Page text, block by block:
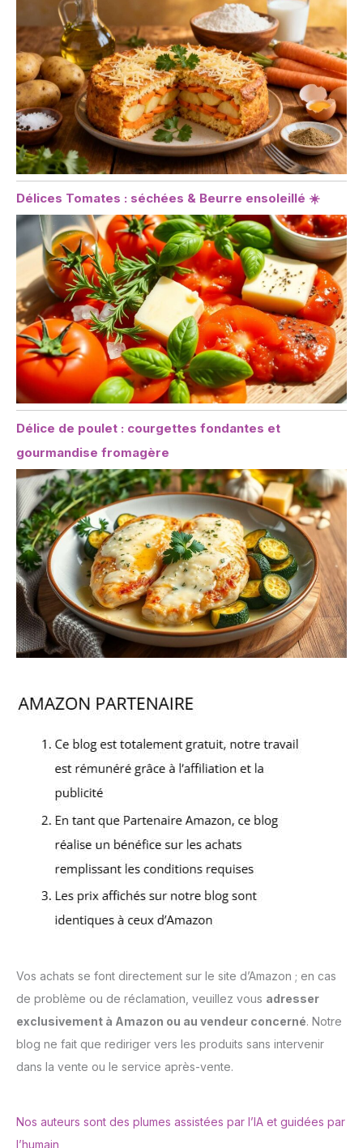
Délices Tomates : séchées & Beurre ensoleillé ☀️
Délice de poulet : courgettes fondantes et
gourmandise fromagère
Vos achats se font directement sur le site d’Amazon ; en cas
de problème ou de réclamation, veuillez vous adresser
exclusivement à Amazon ou au vendeur concerné. Notre
blog ne fait que rediriger vers les produits sans intervenir
dans la vente ou le service après-vente.
Nos auteurs sont des plumes assistées par l’IA et guidées par
l’humain